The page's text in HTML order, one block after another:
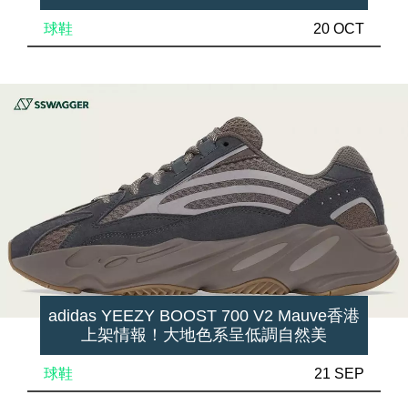
球鞋 20 OCT
adidas YEEZY BOOST 700 V2 Mauve香港
上架情報！大地色系呈低調自然美
球鞋 21 SEP